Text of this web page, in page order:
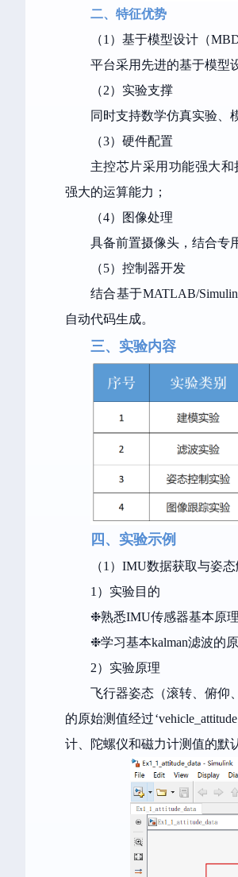
二、特征优势
（1）基于模型设计 （
平台采用先进的基于模型
（2）实验支撑
同时支持数学仿真实验、
（3）硬件配置
主控芯片采用功能强大
强大的运算能力；
（4）图像处理
具备前置摄像头，结合专
（5）控制器开发
结合基于MATLAB/
自动代码生成。
三、实验内容
四、实验示例
（1）IMU数据获取与姿
1）实验目的
❉熟悉IMU传感器基本原理
❉学习基本kalman滤波的
2）实验原理
飞行器姿态（滚转、俯仰
的原始测值经过
计、陀螺仪和磁力计测值的默